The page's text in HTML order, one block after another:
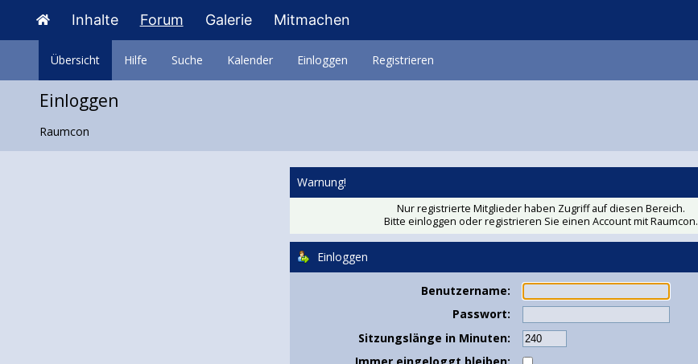
Inhalte Forum Galerie Mitmachen
Übersicht Hilfe Suche Kalender Einloggen Registrieren
Einloggen
Raumcon
Warnung!
Nur registrierte Mitglieder haben Zugriff auf diesen Bereich.
Bitte einloggen oderregistrieren Sie einen Accountmit Raumcon.
Einloggen
Benutzername:
Passwort:
Sitzungslänge in Minuten: